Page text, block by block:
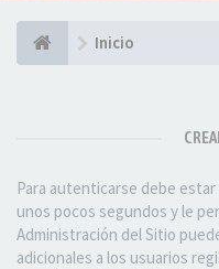
Inicio
Para autenticarse debe
unos pocos segundos y le
Administración del Sitio
adicionales a los usuarios